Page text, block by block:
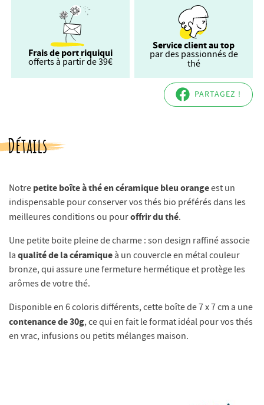
Frais de port riquiqui
offerts à partir de 39€
Service client au top
par des passionnés de
thé
PARTAGEZ !
Détails
Notre petite boîte à thé en céramique bleu orangeest un
indispensable pour conserver vos thés bio préférés dans les
meilleures conditions ou pouroffrir du thé.
Une petite boite pleine de charme : son design raffiné associe
la qualité de la céramique à un couvercle en métal couleur
bronze, qui assure une fermeture hermétique et protège les
arômes de votre thé.
Disponible en 6 coloris différents, cette boîte de 7 x 7 cm a une
contenance de 30g, ce qui en fait le format idéal pour vos thés
en vrac, infusions ou petits mélanges maison.